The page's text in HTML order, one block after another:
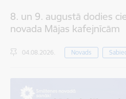
8. un 9. augustā dodies
novada Mājas kafejnīcām
04.08.2026. Novads